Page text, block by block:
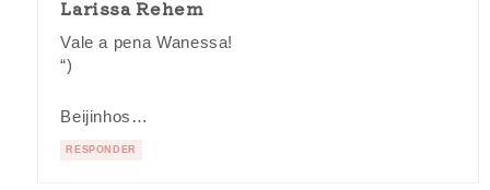
Larissa Rehem
Vale a pena Wanessa!
“)
Beijinhos…
RESPONDER